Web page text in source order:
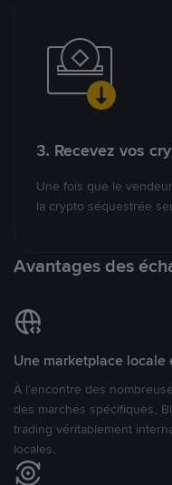
3. Recevez vos
Une fois que le
la crypto séquestrée
Avantages des
Une marketplace
À l’encontre des
des marchés spécifiques,
trading véritablement
locales.